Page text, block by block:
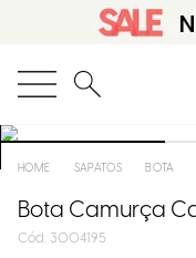
O que você está
SAPATOS BOTA
Bota Camurça
: 3004195